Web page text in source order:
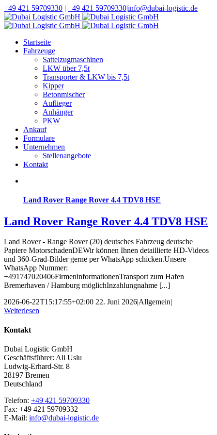
+49 421 59709330 | +49 421 59709330|info@dubai-logistic.de
Startseite
Fahrzeuge
Sattelzugmaschinen
LKW über 7,5t
Transporter & LKW bis 7,5t
Kipper
Betonmischer
Auflieger
Anhänger
PKW
Ankauf
Formulare
Unternehmen
Stellenangebote
Kontakt
Land Rover Range Rover 4.4 TDV8 HSE
Land Rover Range Rover 4.4 TDV8 HSE
Land Rover - Range Rover (20) deutsches Fahrzeug deutsche
Papiere MotorschadenDEWir können Ihnen detaillierte HD-Videos
und 360-Grad-Bilder gerne per WhatsApp schicken.Unsere
WhatsApp Nummer:
+491747020406FirmeninformationenTransport zum Hafen
Bremerhaven / Hamburg möglichInzahlungnahme [...]
2026-06-22T15:17:55+02:00 22. Juni 2026|Allgemein|
Weiterlesen
Kontakt
Dubai Logistic GmbH
Geschäftsführer: Ali Uslu
Ludwig-Erhard-Str. 8
28197 Bremen
Deutschland
Telefon: +49 421 59709330
Fax: +49 421 59709332
E-Mail: info@dubai-logistic.de